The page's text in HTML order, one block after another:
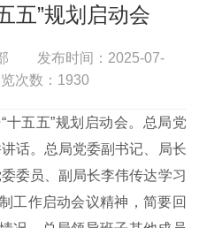
五”规划启动会
部 发布时间：2025-07-
数： 1930
五五”规划启动会。总局党
话。总局党委副书记、局长
委员、副局长李伟传达学习
工作启动会议精神，简要回